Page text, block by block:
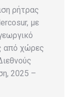
ρήτρας
με
από χώρες
2025 –